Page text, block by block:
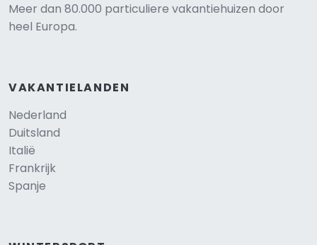
Meer dan 80.000 particuliere vakantiehuizen door
heel Europa.
VAKANTIELANDEN
Nederland
Duitsland
Italië
Frankrijk
Spanje